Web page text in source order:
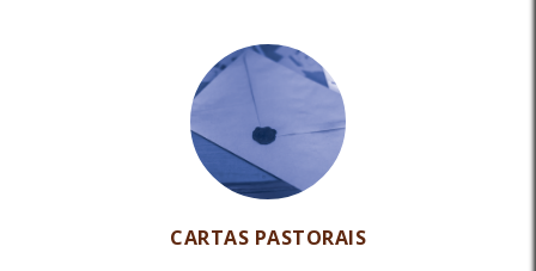
CARTAS PASTORAIS